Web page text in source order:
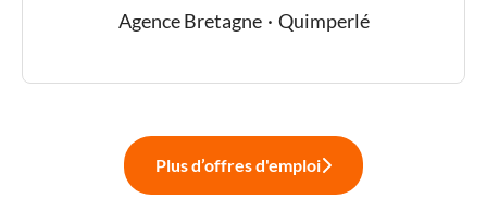
Agence Bretagne · Quimperlé
Plus d’offres d'emploi